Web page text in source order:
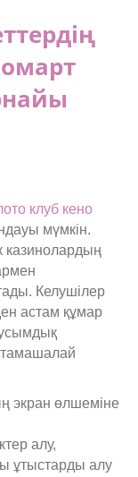
клуб кено
мүмкін.
казинолардың
Келушілер
астам құмар
экран өлшеміне
алу,
ұтыстарды алу